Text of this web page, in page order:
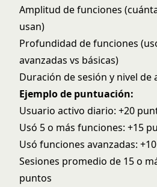
Amplitud de funciones
usan)
Profundidad de funciones
avanzadas vs básicas)
Duración de sesión y nivel de
Ejemplo de puntuación:
Usuario activo diario: +20
Usó 5 o más funciones: +15
Usó funciones avanzadas:
Sesiones promedio de 15 o
puntos